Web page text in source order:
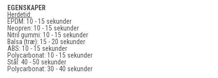
EGENSKAPER
Herdetid:
EPDM: 10 - 15 sekunder
Neopren: 10 - 15 sekunder
Nitril gummi: 10 - 15 sekunder
Balsa (træ): 15 - 20 sekunder
ABS: 10 - 15 sekunder
Polycarbonat: 10 - 15 sekunder
Stål: 40 - 50 sekunder
Polycarbonat: 30 - 40 sekunder